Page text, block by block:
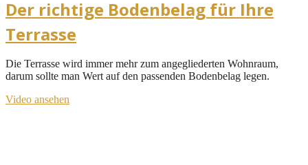
Der richtige Bodenbelag für Ihre
Terrasse
Die Terrasse wird immer mehr zum angegliederten Wohnraum,
darum sollte man Wert auf den passenden Bodenbelag legen.
Video ansehen